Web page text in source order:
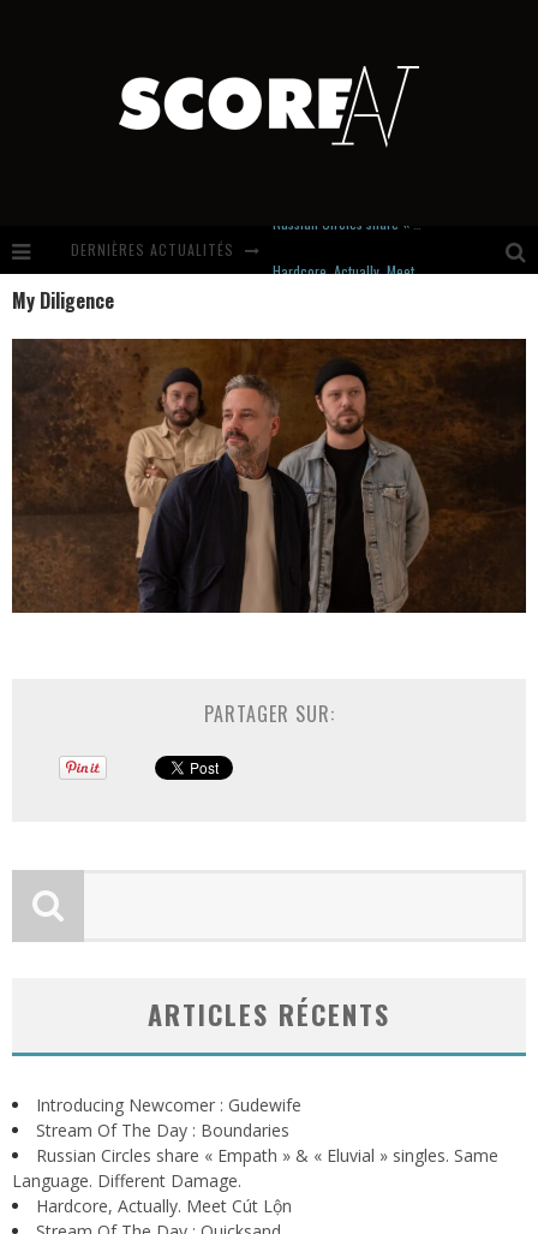
DERNIÈRES ACTUALITÉS
Stream Of The Day : Boundaries
Russian Circles share « Empath » & « Eluvial » singles. Same Language. Different Damage.
My Diligence
PARTAGER SUR:
ARTICLES RÉCENTS
Introducing Newcomer : Gudewife
Stream Of The Day : Boundaries
Russian Circles share « Empath » & « Eluvial » singles. Same
Language. Different Damage.
Hardcore, Actually. Meet Cút Lộn